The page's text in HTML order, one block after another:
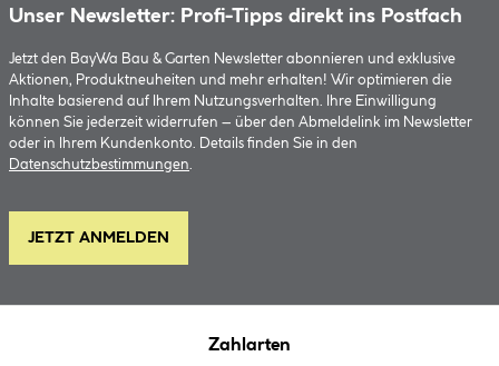
Unser Newsletter: Profi-Tipps direkt ins Postfach
Jetzt den BayWa Bau & Garten Newsletter abonnieren und exklusive
Aktionen, Produktneuheiten und mehr erhalten! Wir optimieren die
Inhalte basierend auf Ihrem Nutzungsverhalten. Ihre Einwilligung
können Sie jederzeit widerrufen – über den Abmeldelink im Newsletter
oder in Ihrem Kundenkonto. Details finden Sie in den
Datenschutzbestimmungen.
JETZT ANMELDEN
Zahlarten